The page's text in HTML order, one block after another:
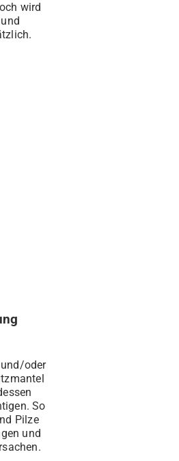
wird
oder
So
Pilze
und